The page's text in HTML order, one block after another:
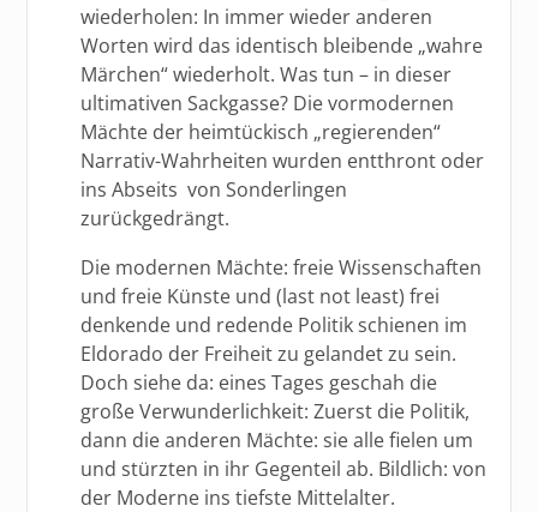
wiederholen: In immer wieder anderen
Worten wird das identisch bleibende „wahre
Märchen“ wiederholt. Was tun – in dieser
ultimativen Sackgasse? Die vormodernen
Mächte der heimtückisch „regierenden“
Narrativ-Wahrheiten wurden entthront oder
ins Abseits von Sonderlingen
zurückgedrängt.
Die modernen Mächte: freie Wissenschaften
und freie Künste und (last not least) frei
denkende und redende Politik schienen im
Eldorado der Freiheit zu gelandet zu sein.
Doch siehe da: eines Tages geschah die
große Verwunderlichkeit: Zuerst die Politik,
dann die anderen Mächte: sie alle fielen um
und stürzten in ihr Gegenteil ab. Bildlich: von
der Moderne ins tiefste Mittelalter.